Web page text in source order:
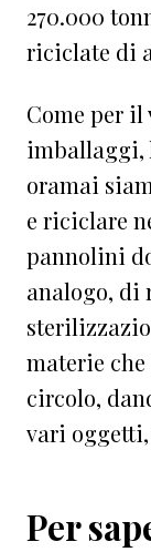
270.000
riciclate di
Come per
oramai
e riciclare
pannolini
analogo, di
materie
circolo,
vari
Per